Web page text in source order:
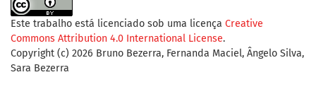
Este trabalho está licenciado sob uma licença Creative
Commons Attribution 4.0 International License.
Copyright (c) 2026 Bruno Bezerra, Fernanda Maciel, Ângelo Silva,
Sara Bezerra